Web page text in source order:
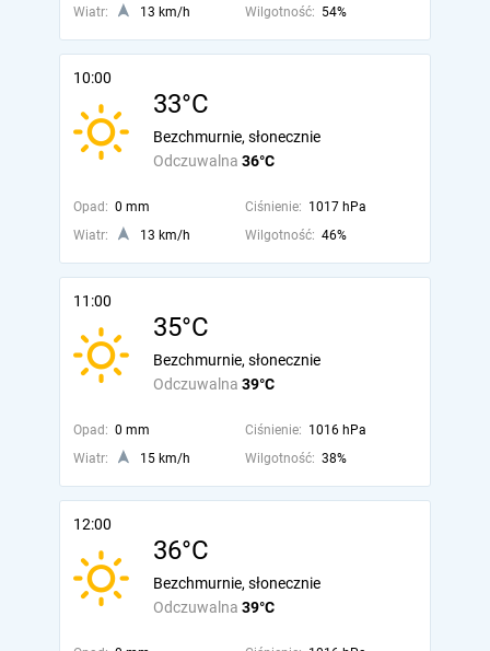
Wiatr:
13 km/h Wilgotność: 54%
10:00
33°C
Odczuwalna 36°C
Bezchmurnie, słonecznie
Opad: 0 mm Ciśnienie: 1017 hPa
Wiatr:
13 km/h Wilgotność: 46%
11:00
35°C
Odczuwalna 39°C
Bezchmurnie, słonecznie
Opad: 0 mm Ciśnienie: 1016 hPa
Wiatr:
15 km/h Wilgotność: 38%
12:00
36°C
Odczuwalna 39°C
Bezchmurnie, słonecznie